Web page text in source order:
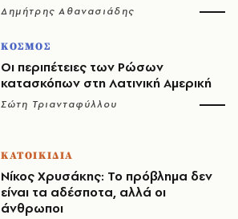
Δημήτρης Αθανασιάδης
ΚΟΣΜΟΣ
Οι περιπέτειες των Ρώσων
κατασκόπων στη Λατινική Αμερική
Σώτη Τριανταφύλλου
ΚΑΤΟΙΚΙΔΙΑ
Νίκος Χρυσάκης: Το πρόβλημα δεν
είναι τα αδέσποτα, αλλά οι
άνθρωποι